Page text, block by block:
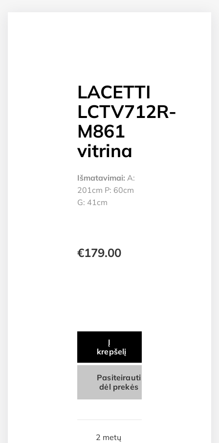
LACETTI
LCTV712R-
M861
vitrina
Išmatavimai: A:
201cm P: 60cm
G: 41cm
€179.00
Į
krepšelį
Pasiteirauti
dėl prekės
2 metų